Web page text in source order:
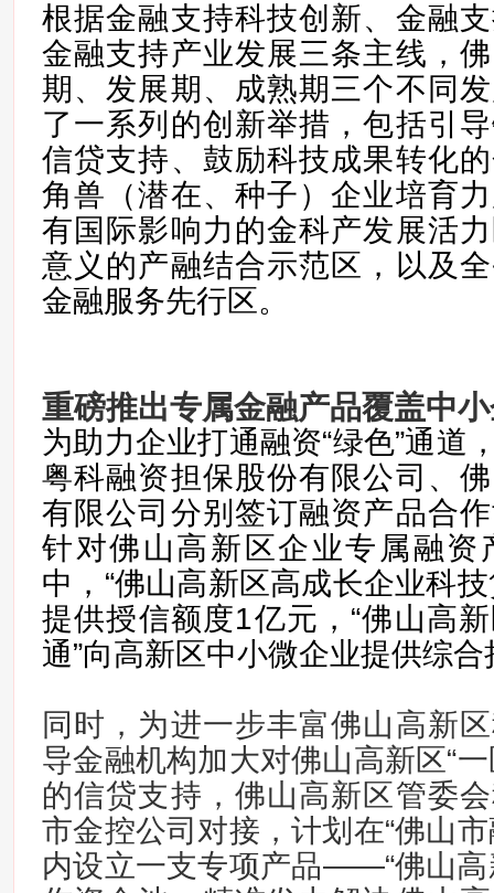
根据金融支持科技创新、金融
金融支持产业发展三条主线，
期、发展期、成熟期三个不同
了一系列的创新举措，包括引
信贷支持、鼓励科技成果转化
角兽（潜在、种子）企业培育
有国际影响力的金科产发展活
意义的产融结合示范区，以及
金融服务先行区。
重磅推出专属金融产品覆盖中
为助力企业打通融资“绿色”通道
粤科融资担保股份有限公司、
有限公司分别签订融资产品合
针对佛山高新区企业专属融资
中，“佛山高新区高成长企业科
提供授信额度1亿元，“佛山高
通”向高新区中小微企业提供综
同时，为进一步丰富佛山高新
导金融机构加大对佛山高新区“
的信贷支持，佛山高新区管委
市金控公司对接，计划在“佛山
内设立一支专项产品——“佛山高